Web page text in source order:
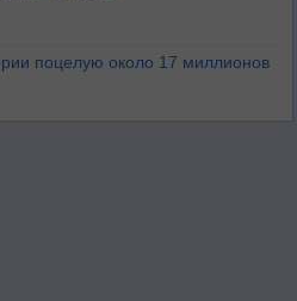
поцелую около 17 миллионов